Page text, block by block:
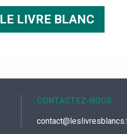
LE LIVRE BLANC
CONTACTEZ-NOUS